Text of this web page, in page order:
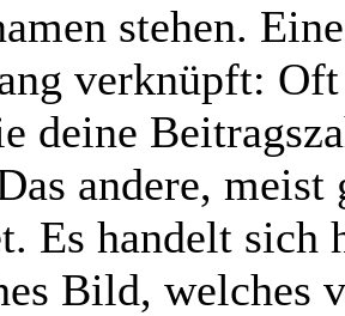
stehen.
verknüpft:
deine
andere,
Es handelt
Bild, welches